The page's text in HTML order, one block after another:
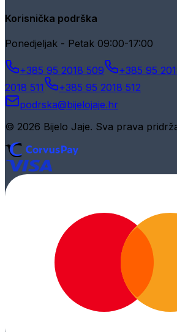
Korisnička podrška
Ponedjeljak - Petak 09:00-17:00
+385 95 2018 509 +385 95
2018 511
+385 95 2018 512
podrska@bijelojaje.hr
© 2026 Bijelo Jaje. Sva prava